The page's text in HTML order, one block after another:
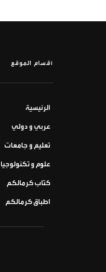
أقسام الموقع
الرئيسية
عربي و دولي
تعليم و جامعات
علوم و تكنولوجيا
كتاب كرمالكم
اطباق كرمالكم